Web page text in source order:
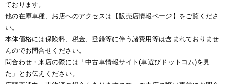
ております。
他の在庫車種、お店へのアクセスは【販売店情報ページ】をご覧くださ
い。
本体価格には保険料、税金、登録等に伴う諸費用等は含まれておりませ
んのでお問合せください。
問合わせ・来店の際には「中古車情報サイト(車選びドットコム)を見
た」とお伝えください。